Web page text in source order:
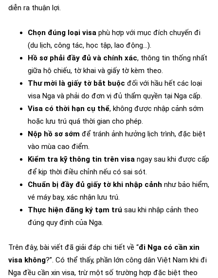
diễn ra thuận lợi.
Chọn đúng loại visa phù hợp với mục đích chuyến đi
(du lịch, công tác, học tập, lao động…).
Hồ sơ phải đầy đủ và chính xác, thông tin thống nhất
giữa hộ chiếu, tờ khai và giấy tờ kèm theo.
Thư mời là giấy tờ bắt buộc đối với hầu hết các loại
visa Nga và phải do đơn vị đủ thẩm quyền tại Nga cấp.
Visa có thời hạn cụ thể, không được nhập cảnh sớm
hoặc lưu trú quá thời gian cho phép.
Nộp hồ sơ sớm để tránh ảnh hưởng lịch trình, đặc biệt
vào mùa cao điểm.
Kiểm tra kỹ thông tin trên visa ngay sau khi được cấp
để kịp thời điều chỉnh nếu có sai sót.
Chuẩn bị đầy đủ giấy tờ khi nhập cảnh như bảo hiểm,
vé máy bay, xác nhận lưu trú.
Thực hiện đăng ký tạm trú sau khi nhập cảnh theo
đúng quy định của Nga.
Trên đây, bài viết đã giải đáp chi tiết về “đi Nga có cần xin
visa không?”. Có thể thấy, phần lớn công dân Việt Nam khi đi
Nga đều cần xin visa, trừ một số trường hợp đặc biệt theo